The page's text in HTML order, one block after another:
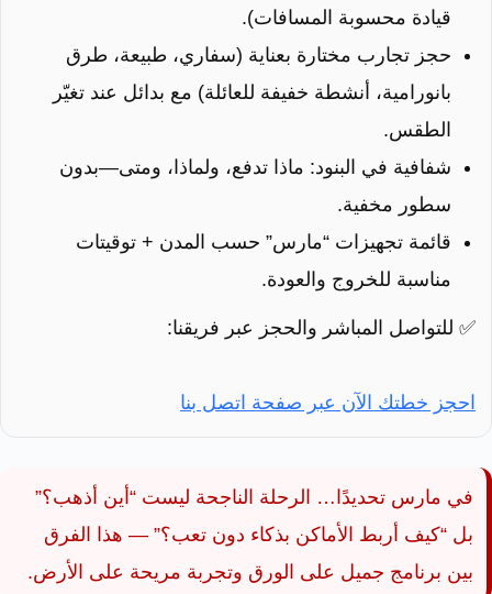
قيادة محسوبة المسافات).
حجز تجارب مختارة بعناية (سفاري، طبيعة، طرق
بانورامية، أنشطة خفيفة للعائلة) مع بدائل عند تغيّر
الطقس.
شفافية في البنود: ماذا تدفع، ولماذا، ومتى—بدون
سطور مخفية.
قائمة تجهيزات “مارس” حسب المدن + توقيتات
مناسبة للخروج والعودة.
✅ للتواصل المباشر والحجز عبر فريقنا:
احجز خطتك الآن عبر صفحة اتصل بنا
في مارس تحديدًا… الرحلة الناجحة ليست “أين أذهب؟”
بل “كيف أربط الأماكن بذكاء دون تعب؟” — هذا الفرق
بين برنامج جميل على الورق وتجربة مريحة على الأرض.